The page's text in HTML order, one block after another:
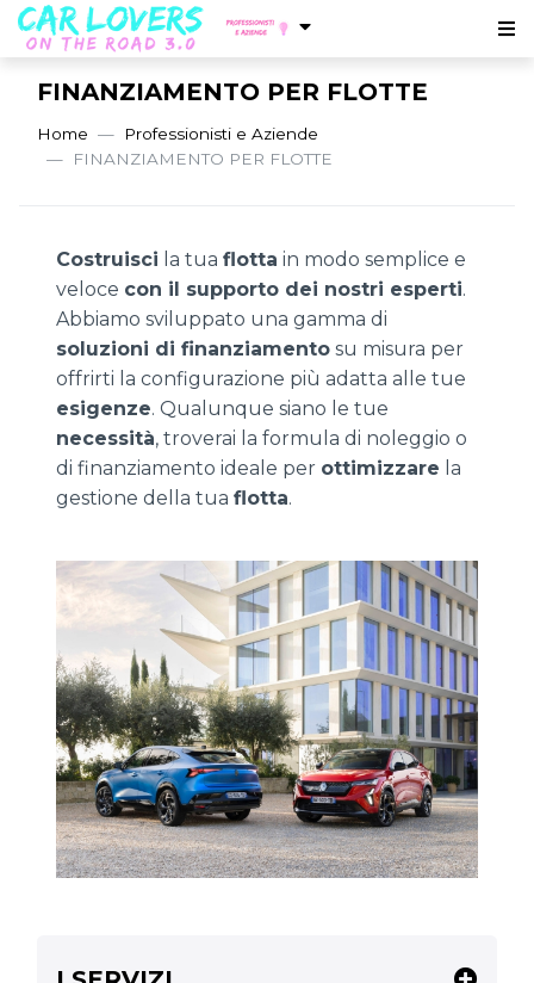
FINANZIAMENTO PER FLOTTE
Home
Professionisti e Aziende
FINANZIAMENTO PER FLOTTE
Costruisci la tua flotta in modo semplice e
veloce con il supporto dei nostri esperti.
Abbiamo sviluppato una gamma di
soluzioni di finanziamento su misura per
offrirti la configurazione più adatta alle tue
esigenze. Qualunque siano le tue
necessità, troverai la formula di noleggio o
di finanziamento ideale per ottimizzare la
gestione della tua flotta.